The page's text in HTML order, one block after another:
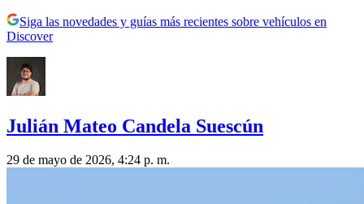
Siga las novedades y guías más recientes sobre vehículos en
Discover
Julián Mateo Candela Suescún
29 de mayo de 2026, 4:24 p. m.